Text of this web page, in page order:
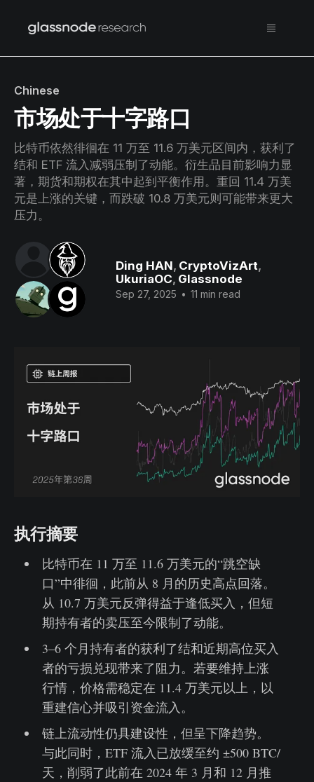
Chinese
市场处于十字路口
比特币依然徘徊在 11 万至 11.6 万美元区间内，获利了
结和 ETF 流入减弱压制了动能。衍生品目前影响力显
著，期货和期权在其中起到平衡作用。重回 11.4 万美
元是上涨的关键，而跌破 10.8 万美元则可能带来更大
压力。
Ding HAN, CryptoVizArt,
UkuriaOC, Glassnode
Sep 27, 2025 • 11 min read
执行摘要
比特币在 11 万至 11.6 万美元的“跳空缺
口”中徘徊，此前从 8 月的历史高点回落。
从 10.7 万美元反弹得益于逢低买入，但短
期持有者的卖压至今限制了动能。
3–6 个月持有者的获利了结和近期高位买入
者的亏损兑现带来了阻力。若要维持上涨
行情，价格需稳定在 11.4 万美元以上，以
重建信心并吸引资金流入。
链上流动性仍具建设性，但呈下降趋势。
与此同时，ETF 流入已放缓至约 ±500 BTC/
天，削弱了此前在 2024 年 3 月和 12 月推